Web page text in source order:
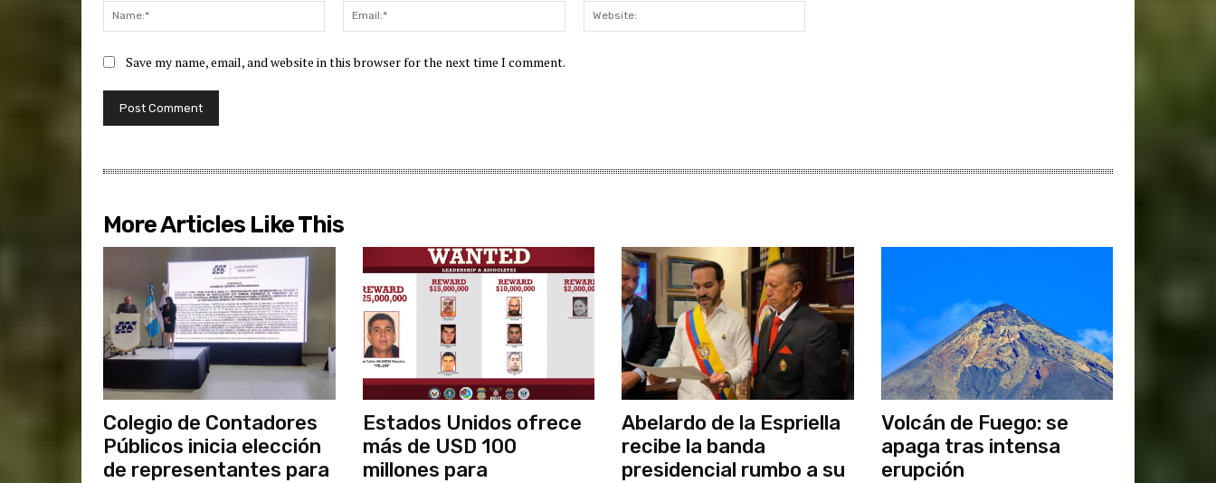
Name:*
Email:*
Save my name, email, and website in this browser for the next time I comment.
More Articles Like This
Colegio de Contadores
Públicos inicia elección
de representantes para
Estados Unidos ofrece
más de USD 100
millones para
Abelardo de la Espriella
recibe la banda
presidencial rumbo a su
Volcán de Fuego: se
apaga tras intensa
erupción